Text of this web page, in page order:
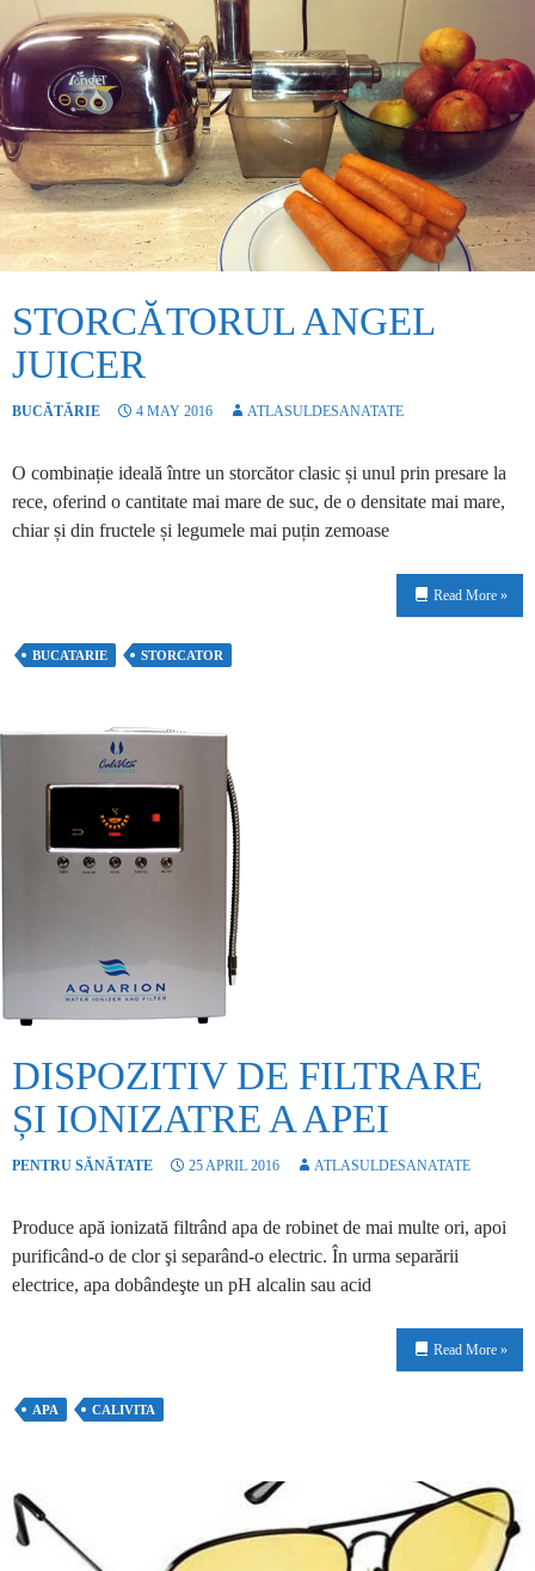
STORCĂTORUL ANGEL
JUICER
BUCĂTĂRIE 4 MAY 2016 ATLASULDESANATATE
O combinație ideală între un storcător clasic și unul prin presare la
rece, oferind o cantitate mai mare de suc, de o densitate mai mare,
chiar și din fructele și legumele mai puțin zemoase
Read More »
BUCATARIE STORCATOR
DISPOZITIV DE FILTRARE
ȘI IONIZATRE A APEI
PENTRU SĂNĂTATE 25 APRIL 2016 ATLASULDESANATATE
Produce apă ionizată filtrând apa de robinet de mai multe ori, apoi
purificând-o de clor şi separând-o electric. În urma separării
electrice, apa dobândeşte un pH alcalin sau acid
Read More »
APA CALIVITA